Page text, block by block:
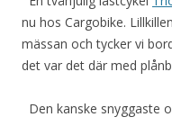
nu hos Cargobike.
mässan och tycker vi
det var det där med
Den kanske snyggaste